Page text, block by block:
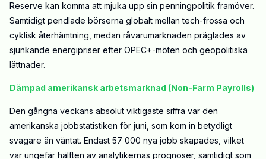
Reserve kan komma att mjuka upp sin penningpolitik framöver.
Samtidigt pendlade börserna globalt mellan tech-frossa och
cyklisk återhämtning, medan råvarumarknaden präglades av
sjunkande energipriser efter OPEC+-möten och geopolitiska
lättnader.
Dämpad amerikansk arbetsmarknad (Non-Farm Payrolls)
Den gångna veckans absolut viktigaste siffra var den
amerikanska jobbstatistiken för juni, som kom in betydligt
svagare än väntat. Endast 57 000 nya jobb skapades, vilket
var ungefär hälften av analytikernas prognoser, samtidigt som